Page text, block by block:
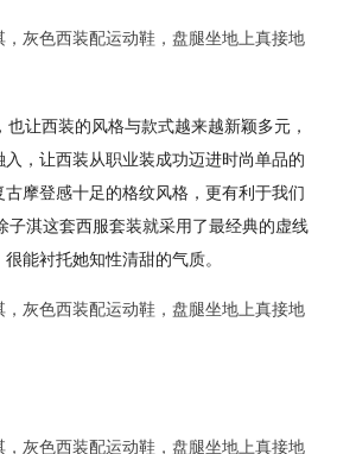
让西装的风格与款式越来越新颖多元，
，让西装从职业装成功迈进时尚单品的
摩登感十足的格纹风格，更有利于我们
子淇这套西服套装就采用了最经典的虚线
能衬托她知性清甜的气质。